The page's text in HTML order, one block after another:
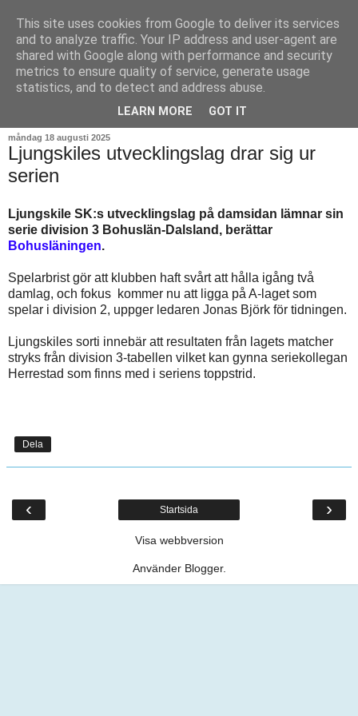
måndag 18 augusti 2025
Ljungskiles utvecklingslag drar sig ur
serien
Ljungskile SK:s utvecklingslag på damsidan lämnar sin
serie division 3 Bohuslän-Dalsland, berättar
Bohusläningen.
Spelarbrist gör att klubben haft svårt att hålla igång två
damlag, och fokus kommer nu att ligga på A-laget som
spelar i division 2, uppger ledaren Jonas Björk för tidningen.
Ljungskiles sorti innebär att resultaten från lagets matcher
stryks från division 3-tabellen vilket kan gynna seriekollegan
Herrestad som finns med i seriens toppstrid.
Dela
‹ ›
Startsida
Visa webbversion
Använder Blogger.
This site uses cookies from Google to deliver its services
and to analyze traffic. Your IP address and user-agent are
shared with Google along with performance and security
metrics to ensure quality of service, generate usage
statistics, and to detect and address abuse.
LEARN MORE GOT IT